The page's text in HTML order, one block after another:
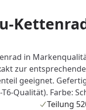
in
zur
geeignet.
Qualität). Farbe:
Teilung